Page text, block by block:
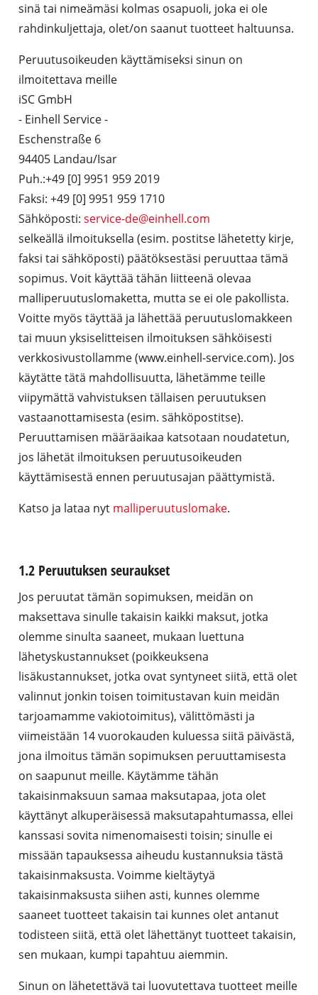
sinä tai nimeämäsi kolmas osapuoli, joka ei ole
rahdinkuljettaja, olet/on saanut tuotteet haltuunsa.
Peruutusoikeuden käyttämiseksi sinun on
ilmoitettava meille
iSC GmbH
- Einhell Service -
Eschenstraße 6
94405 Landau/Isar
Puh.:+49 [0] 9951 959 2019
Faksi: +49 [0] 9951 959 1710
Sähköposti:service-de@einhell.com
selkeällä ilmoituksella (esim. postitse lähetetty kirje,
faksi tai sähköposti) päätöksestäsi peruuttaa tämä
sopimus. Voit käyttää tähän liitteenä olevaa
malliperuutuslomaketta, mutta se ei ole pakollista.
Voitte myös täyttää ja lähettää peruutuslomakkeen
tai muun yksiselitteisen ilmoituksen sähköisesti
verkkosivustollamme (www.einhell-service.com). Jos
käytätte tätä mahdollisuutta, lähetämme teille
viipymättä vahvistuksen tällaisen peruutuksen
vastaanottamisesta (esim. sähköpostitse).
Peruuttamisen määräaikaa katsotaan noudatetun,
jos lähetät ilmoituksen peruutusoikeuden
käyttämisestä ennen peruutusajan päättymistä.
Katso ja lataa nyt malliperuutuslomake.
1.2 Peruutuksen seuraukset
Jos peruutat tämän sopimuksen, meidän on
maksettava sinulle takaisin kaikki maksut, jotka
olemme sinulta saaneet, mukaan luettuna
lähetyskustannukset (poikkeuksena
lisäkustannukset, jotka ovat syntyneet siitä, että olet
valinnut jonkin toisen toimitustavan kuin meidän
tarjoamamme vakiotoimitus), välittömästi ja
viimeistään 14 vuorokauden kuluessa siitä päivästä,
jona ilmoitus tämän sopimuksen peruuttamisesta
on saapunut meille. Käytämme tähän
takaisinmaksuun samaa maksutapaa, jota olet
käyttänyt alkuperäisessä maksutapahtumassa, ellei
kanssasi sovita nimenomaisesti toisin; sinulle ei
missään tapauksessa aiheudu kustannuksia tästä
takaisinmaksusta. Voimme kieltäytyä
takaisinmaksusta siihen asti, kunnes olemme
saaneet tuotteet takaisin tai kunnes olet antanut
todisteen siitä, että olet lähettänyt tuotteet takaisin,
sen mukaan, kumpi tapahtuu aiemmin.
Sinun on lähetettävä tai luovutettava tuotteet meille